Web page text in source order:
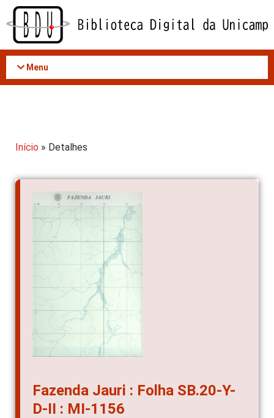
Acessar
conteúdo
Menu
Início » Detalhes
Fazenda Jauri : Folha SB.20-Y-
D-II : MI-1156